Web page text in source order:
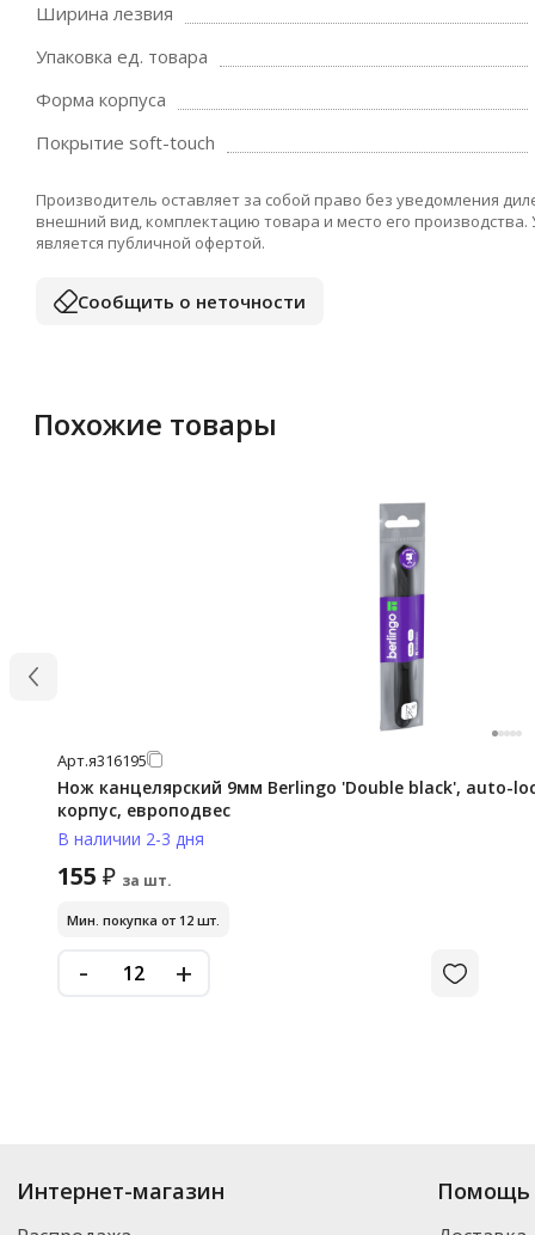
Ширина лезвия
Упаковка ед. товара
Форма корпуса
Покрытие soft-touch
Производитель оставляет за собой право без уведомления
внешний вид, комплектацию товара и место его
является публичной офертой.
Сообщить о неточности
Похожие товары
Арт.я316195
Нож канцелярский 9мм Berlingo 'Double black', auto-
корпус, европодвес
В наличии 2-3 дня
155 ₽ за шт.
Мин. покупка от 12 шт.
- +
Интернет-магазин Помощь